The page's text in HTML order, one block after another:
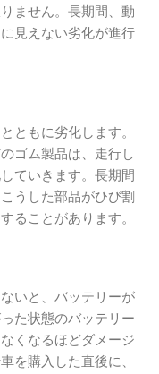
ません。長期間、動
見えない劣化が進行
ともに劣化します。
ゴム製品は、走行し
ていきます。長期間
うした部品がひび割
ることがあります。
いと、バッテリーが
た状態のバッテリー
くなるほどダメージ
を購入した直後に、